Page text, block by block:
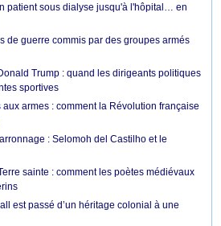
patient sous dialyse jusqu'à l'hôpital… en
de guerre commis par des groupes armés
Trump : quand les dirigeants politiques
sportives
aux armes : comment la Révolution française
: Selomoh del Castilho et le
sainte : comment les poètes médiévaux
est passé d’un héritage colonial à une